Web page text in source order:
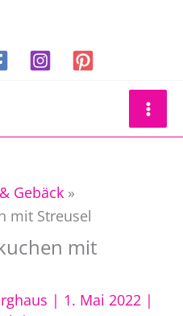
Gebäck
mit Streusel
mit
| 1. Mai 2022 |